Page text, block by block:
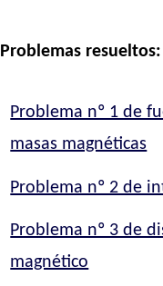
Problemas resueltos:
Problema nº 1 de
masas magnéticas
Problema nº 2 de
Problema nº 3 de
magnético